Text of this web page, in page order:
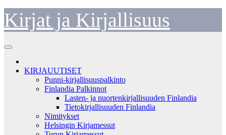
Skip
to
content
Kirjat ja Kirjallisuus
KIRJAUUTISET
Punni-kirjallisuuspalkinto
Finlandia Palkinnot
Lasten- ja nuortenkirjallisuuden Finlandia
Tietokirjallisuuden Finlandia
Nimitykset
Helsingin Kirjamessut